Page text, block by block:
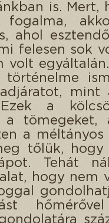
is. Mert,
ahol
felesen sok
volt
történelme
mint
Ezek a
a tömegeket,
a
tőlük, hogy
Tehát
hogy nem